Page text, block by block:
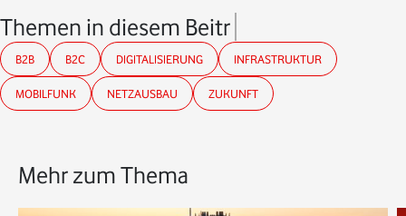
Themen in diesem Beitrag
B2B B2C DIGITALISIERUNG INFRASTRUKTUR
MOBILFUNK NETZAUSBAU ZUKUNFT
Mehr zum Thema